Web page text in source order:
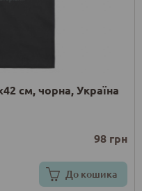
см, чорна, Україна
98 грн
До кошика